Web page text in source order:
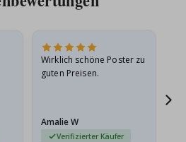
Wirklich schöne Poster zu
guten Preisen.
Amalie W
Verifizierter Käufer